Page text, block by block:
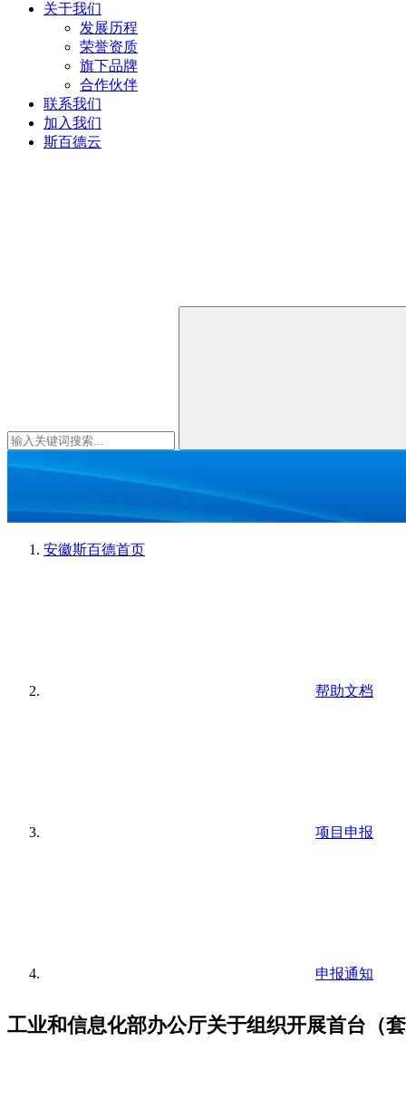
关于我们
发展历程
荣誉资质
旗下品牌
合作伙伴
联系我们
加入我们
斯百德云
安徽斯百德首页
帮助文档
项目申报
申报通知
工业和信息化部办公厅关于组织开展首台（